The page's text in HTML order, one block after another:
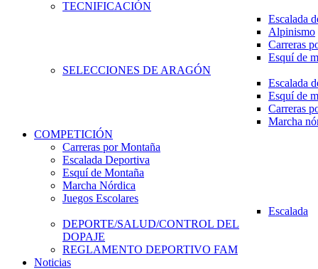
TECNIFICACIÓN
Escalada
Alpinismo
Carreras
Esquí de
SELECCIONES DE ARAGÓN
Escalada
Esquí de
Carreras
Marcha
COMPETICIÓN
Carreras por Montaña
Escalada Deportiva
Esquí de Montaña
Marcha Nórdica
Juegos Escolares
Escalada
DEPORTE/SALUD/CONTROL DEL
DOPAJE
REGLAMENTO DEPORTIVO FAM
Noticias